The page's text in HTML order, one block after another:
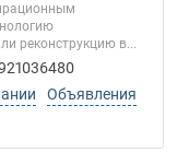
реконструкцию в...
Объявления